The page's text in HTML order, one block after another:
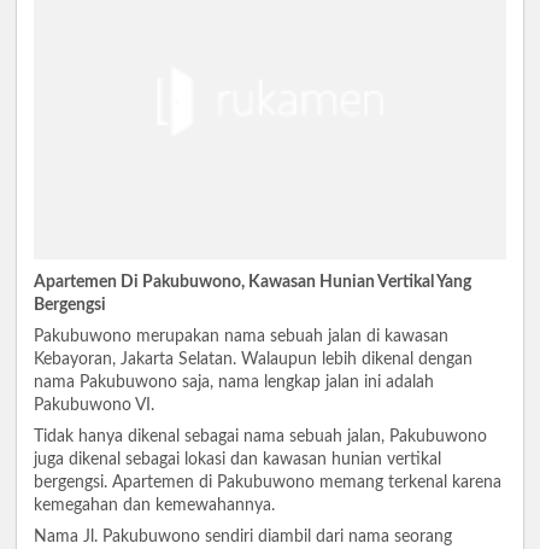
Apartemen Di Pakubuwono, Kawasan Hunian Vertikal Yang
Bergengsi
Pakubuwono merupakan nama sebuah jalan di kawasan
Kebayoran, Jakarta Selatan. Walaupun lebih dikenal dengan
nama Pakubuwono saja, nama lengkap jalan ini adalah
Pakubuwono VI.
Tidak hanya dikenal sebagai nama sebuah jalan, Pakubuwono
juga dikenal sebagai lokasi dan kawasan hunian vertikal
bergengsi. Apartemen di Pakubuwono memang terkenal karena
kemegahan dan kemewahannya.
Nama Jl. Pakubuwono sendiri diambil dari nama seorang